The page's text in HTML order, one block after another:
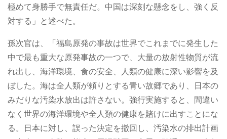
極めて身勝手で無責任だ。中国は深刻な懸念をし、強く反
対する」と述べた。
孫次官は、「福島原発の事故は世界でこれまでに発生した
中で最も重大な原発事故の一つで、大量の放射性物質が流
れ出し、海洋環境、食の安全、人類の健康に深い影響を及
ぼした。海は全人類が頼りとする青い故郷であり、日本の
みだりな汚染水放出は許さない。強行実施すると、間違い
なく世界の海洋環境や全人類の健康を賭けに出すことにな
る。日本に対し、誤った決定を撤回し、汚染水の排出計画